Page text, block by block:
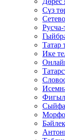
Сүз
Татар
Ике